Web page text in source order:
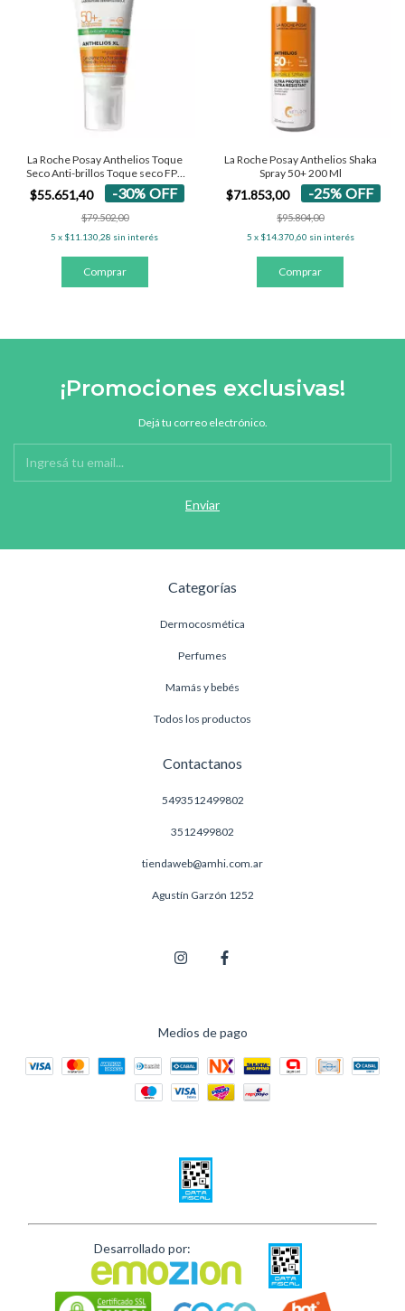
La Roche Posay Anthelios Toque
Seco Anti-brillos Toque seco FPS
50+ - Con Color 50 Ml
$55.651,40 -30%OFF
$79.502,00
5 x $11.130,28 sin interés
La Roche Posay Anthelios Shaka
Spray 50+ 200 Ml
$71.853,00 -25% OFF
$95.804,00
5 x $14.370,60 sin interés
¡Promociones exclusivas!
Dejá tu correo electrónico.
Categorías
Dermocosmética
Perfumes
Mamás y bebés
Todos los productos
Contactanos
5493512499802
3512499802
tiendaweb@amhi.com.ar
Agustín Garzón 1252
Medios de pago
Desarrollado por: